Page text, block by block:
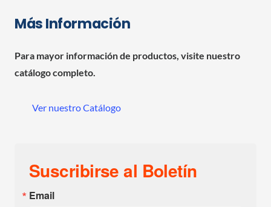
Más Información
Para mayor información de productos, visite nuestro
catálogo completo.
Ver nuestro Catálogo
Suscribirse al Boletín
Email